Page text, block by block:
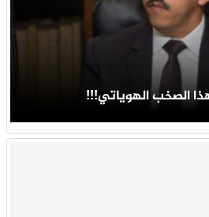
الصخب الهوياتي!!!